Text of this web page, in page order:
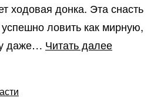
ходовая донка. Эта снасть
ловить как мирную,
даже… Читать далее